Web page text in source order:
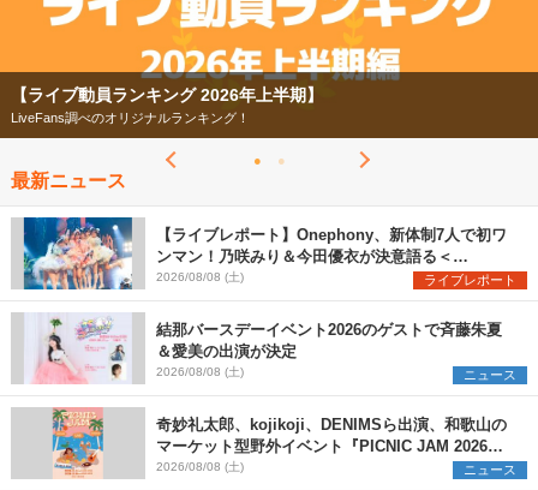
【ライブ動員ランキング 2026年上半期】
LiveFans調べのオリジナルランキング！
最新ニュース
【ライブレポート】Onephony、新体制7人で初ワ
ンマン！乃咲みり＆今田優衣が決意語る＜
Onephony新体制1st Oneman Live はじまりの夏
＞
2026/08/08 (土) ライブレポート
結那バースデーイベント2026のゲストで斉藤朱夏
＆愛美の出演が決定
2026/08/08 (土) ニュース
奇妙礼太郎、kojikoji、DENIMSら出演、和歌山の
マーケット型野外イベント『PICNIC JAM 2026』
早割チケット発売開始
2026/08/08 (土) ニュース